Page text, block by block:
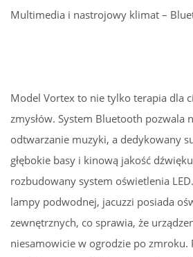
Multimedia i nastrojowy klimat –
Model Vortex to nie tylko terapia dla
zmysłów. System Bluetooth pozwala
odtwarzanie muzyki, a dedykowany
głębokie basy i kinową jakość
rozbudowany system oświetlenia
lampy podwodnej, jacuzzi posiada
zewnętrznych, co sprawia, że
niesamowicie w ogrodzie po zmroku.